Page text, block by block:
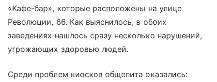
«Кафе-бар», которые расположены на улице
Революции, 66. Как выяснилось, в обоих
заведениях нашлось сразу несколько нарушений,
угрожающих здоровью людей.
Среди проблем киосков общепита оказались: